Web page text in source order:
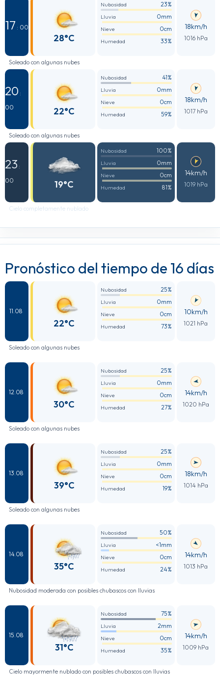
17 : 00
28°C
Nubosidad 23%
Lluvia 0mm
Nieve 0cm
Humedad 33%
18km/h
1016 hPa
Soleado con algunas nubes
20 :
00
22°C
Nubosidad 41%
Lluvia 0mm
Nieve 0cm
Humedad 59%
18km/h
1017 hPa
Soleado con algunas nubes
23 :
00
19°C
Nubosidad 100%
Lluvia 0mm
Nieve 0cm
Humedad 81%
14km/h
1019 hPa
Cielo completamente nublado
Pronóstico del tiempo de 16 días
11.08
22°C
Nubosidad 25%
Lluvia 0mm
Nieve 0cm
Humedad 73%
10km/h
1021 hPa
Soleado con algunas nubes
12.08
30°C
Nubosidad 25%
Lluvia 0mm
Nieve 0cm
Humedad 27%
14km/h
1020 hPa
Soleado con algunas nubes
13.08
39°C
Nubosidad 25%
Lluvia 0mm
Nieve 0cm
Humedad 19%
18km/h
1014 hPa
Soleado con algunas nubes
14.08
35°C
Nubosidad 50%
Lluvia <1mm
Nieve 0cm
Humedad 24%
14km/h
1013 hPa
Nubosidad moderada con posibles chubascos con lluvias
15.08
31°C
Nubosidad 75%
Lluvia 2mm
Nieve 0cm
Humedad 35%
14km/h
1009 hPa
Cielo mayormente nublado con posibles chubascos con lluvias